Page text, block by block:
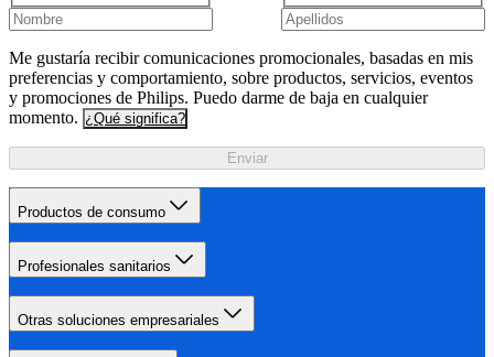
Me gustaría recibir comunicaciones promocionales, basadas en mis
preferencias y comportamiento, sobre productos, servicios, eventos
y promociones de Philips. Puedo darme de baja en cualquier
momento. ¿Qué significa?
Enviar
Productos de consumo
Profesionales sanitarios
Otras soluciones empresariales